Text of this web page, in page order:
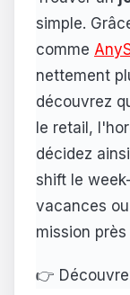
simple.
comme
nettement
découvrez
le retail,
décidez
shift le
vacances
mission
👉